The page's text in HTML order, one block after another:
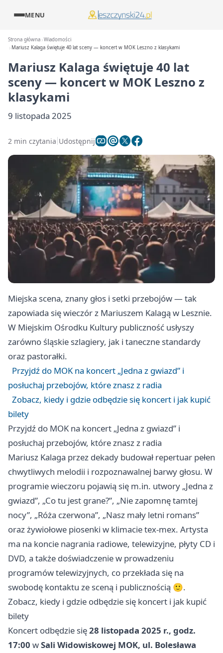
MENU
Strona główna Wiadomości
Mariusz Kalaga świętuje 40 lat sceny — koncert w MOK Leszno z klasykami
Mariusz Kalaga świętuje 40 lat
sceny — koncert w MOK Leszno z
klasykami
9 listopada 2025
2 min czytania Udostępnij
Miejska scena, znany głos i setki przebojów — tak
zapowiada się wieczór z Mariuszem Kalagą w Lesznie.
W Miejskim Ośrodku Kultury publiczność usłyszy
zarówno śląskie szlagiery, jak i taneczne standardy
oraz pastorałki.
Przyjdź do MOK na koncert „Jedna z gwiazd” i
posłuchaj przebojów, które znasz z radia
Zobacz, kiedy i gdzie odbędzie się koncert i jak kupić
bilety
Przyjdź do MOK na koncert „Jedna z gwiazd” i
posłuchaj przebojów, które znasz z radia
Mariusz Kalaga przez dekady budował repertuar pełen
chwytliwych melodii i rozpoznawalnej barwy głosu. W
programie wieczoru pojawią się m.in. utwory „Jedna z
gwiazd”, „Co tu jest grane?”, „Nie zapomnę tamtej
nocy”, „Róża czerwona”, „Nasz mały letni romans”
oraz żywiołowe piosenki w klimacie tex‑mex. Artysta
ma na koncie nagrania radiowe, telewizyjne, płyty CD i
DVD, a także doświadczenie w prowadzeniu
programów telewizyjnych, co przekłada się na
swobodę kontaktu ze sceną i publicznością 🙂.
Zobacz, kiedy i gdzie odbędzie się koncert i jak kupić
bilety
Koncert odbędzie się28 listopada 2025 r., godz.
17:00 wSali Widowiskowej MOK, ul. Bolesława